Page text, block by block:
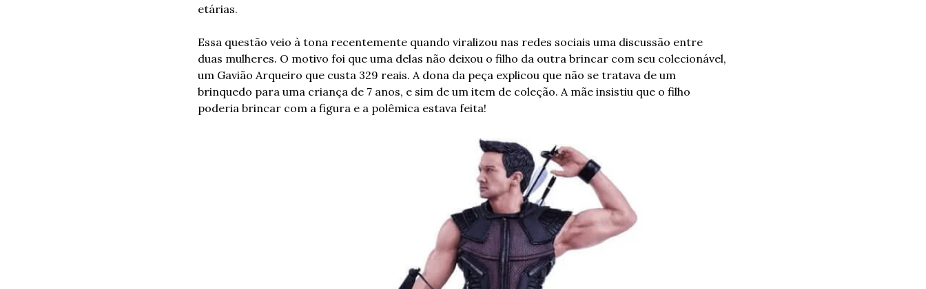
etárias.
Essa questão veio à tona recentemente quando viralizou nas redes sociais uma discussão entre
duas mulheres. O motivo foi que uma delas não deixou o filho da outra brincar com seu colecionável,
um Gavião Arqueiro que custa 329 reais. A dona da peça explicou que não se tratava de um
brinquedo para uma criança de 7 anos, e sim de um item de coleção. A mãe insistiu que o filho
poderia brincar com a figura e a polêmica estava feita!